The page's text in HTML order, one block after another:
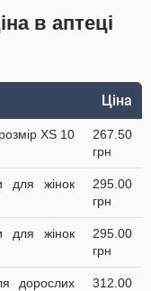
в аптеці
Ціна
XS 10
267.50
грн
для жінок
295.00
грн
для жінок
295.00
грн
дорослих
312.00